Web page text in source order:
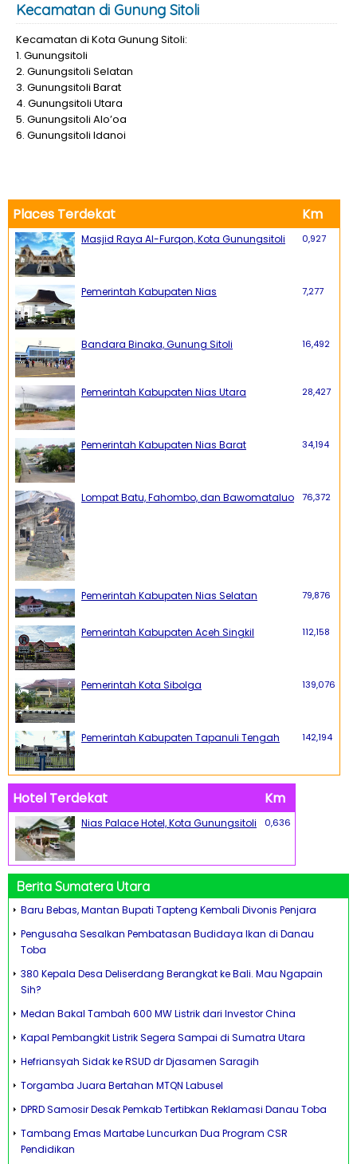
Kecamatan di Gunung Sitoli
Kecamatan di Kota Gunung Sitoli:
1. Gunungsitoli
2. Gunungsitoli Selatan
3. Gunungsitoli Barat
4. Gunungsitoli Utara
5. Gunungsitoli Alo’oa
6. Gunungsitoli Idanoi
Places Terdekat Km
Masjid Raya Al-Furqon, Kota Gunungsitoli 0,927
Pemerintah Kabupaten Nias 7,277
Bandara Binaka, Gunung Sitoli 16,492
Pemerintah Kabupaten Nias Utara 28,427
Pemerintah Kabupaten Nias Barat 34,194
Lompat Batu, Fahombo, dan Bawomataluo 76,372
Pemerintah Kabupaten Nias Selatan 79,876
Pemerintah Kabupaten Aceh Singkil 112,158
Pemerintah Kota Sibolga 139,076
Pemerintah Kabupaten Tapanuli Tengah 142,194
Hotel Terdekat Km
Nias Palace Hotel, Kota Gunungsitoli 0,636
Berita Sumatera Utara
Baru Bebas, Mantan Bupati Tapteng Kembali Divonis Penjara
Pengusaha Sesalkan Pembatasan Budidaya Ikan di Danau
Toba
380 Kepala Desa Deliserdang Berangkat ke Bali. Mau Ngapain
Sih?
Medan Bakal Tambah 600 MW Listrik dari Investor China
Kapal Pembangkit Listrik Segera Sampai di Sumatra Utara
Hefriansyah Sidak ke RSUD dr Djasamen Saragih
Torgamba Juara Bertahan MTQN Labusel
DPRD Samosir Desak Pemkab Tertibkan Reklamasi Danau Toba
Tambang Emas Martabe Luncurkan Dua Program CSR
Pendidikan